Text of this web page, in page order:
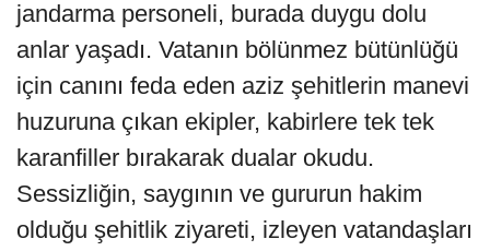
jandarma personeli, burada duygu dolu
anlar yaşadı. Vatanın bölünmez bütünlüğü
için canını feda eden aziz şehitlerin manevi
huzuruna çıkan ekipler, kabirlere tek tek
karanfiller bırakarak dualar okudu.
Sessizliğin, saygının ve gururun hakim
olduğu şehitlik ziyareti, izleyen vatandaşları